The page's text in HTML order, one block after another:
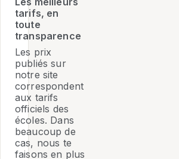
tarifs, en
toute
transparence
Les prix
publiés sur
notre site
correspondent
aux tarifs
officiels des
écoles. Dans
beaucoup de
cas, nous te
faisons en plus